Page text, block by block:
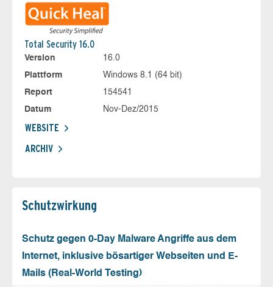
Total Security 16.0
Version
16.0
Plattform
Windows 8.1 (64 bit)
Report
154541
Datum
Nov-Dez/2015
WEBSITE
ARCHIV
Schutz­wirkung
Schutz gegen 0-Day Malware Angriffe aus dem
Internet, inklusive bösartiger Webseiten und E-
Mails (Real-World Testing)